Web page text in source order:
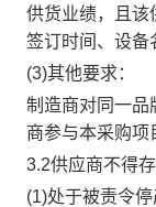
供货业绩，且该
签订时间、设备
(3)其他要求：
制造商对同一品
商参与本采购项
3.2供应商不得
(1)处于被责令